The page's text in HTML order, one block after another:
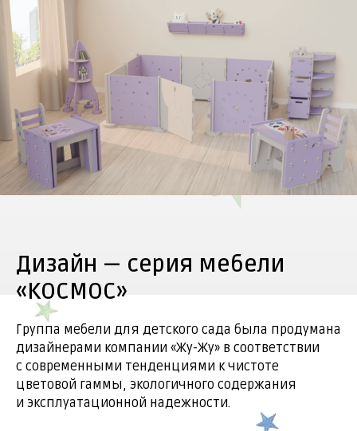
Дизайн — серия мебели
«КОСМОС»
Группа мебели для детского сада была продумана
дизайнерами компании «Жу-Жу» в соответствии
с современными тенденциями к чистоте
цветовой гаммы, экологичного содержания
и эксплуатационной надежности.